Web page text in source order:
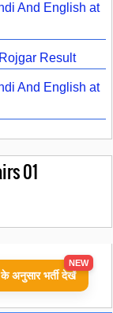
And English at
Result
And English at
01
अनुसार भर्ती देखें
NEW